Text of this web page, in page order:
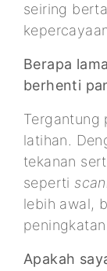
seiring
Berapa
berhenti
Tergantung
latihan.
tekanan
seperti
lebih awal,
Apakah